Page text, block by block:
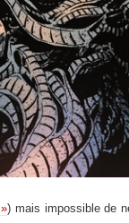
») mais impossible de